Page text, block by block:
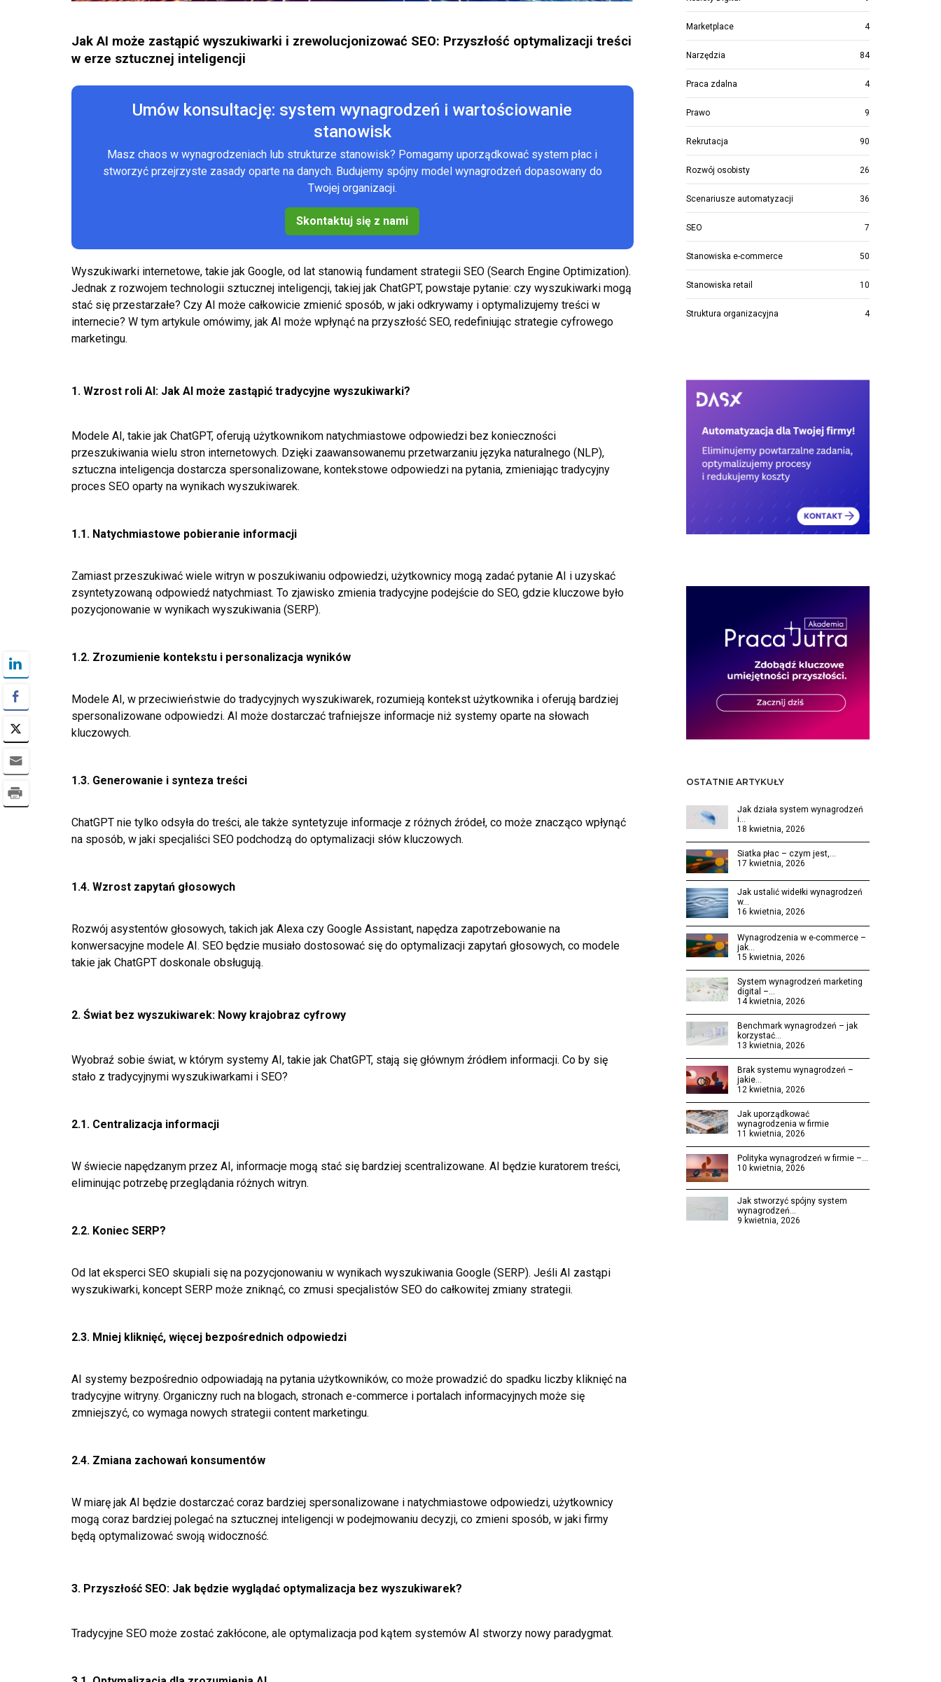
Jak AI może zastąpić wyszukiwarki i zrewolucjonizować SEO: Przyszłość optymalizacji treści
w erze sztucznej inteligencji
Umów konsultację: system wynagrodzeń i wartościowanie
stanowisk
Masz chaos w wynagrodzeniach lub strukturze stanowisk? Pomagamy uporządkować system płac i
stworzyć przejrzyste zasady oparte na danych. Budujemy spójny model wynagrodzeń dopasowany do
Twojej organizacji.
Skontaktuj się z nami
Wyszukiwarki internetowe, takie jak Google, od lat stanowią fundament strategii SEO (Search Engine Optimization).
Jednak z rozwojem technologii sztucznej inteligencji, takiej jak ChatGPT, powstaje pytanie: czy wyszukiwarki mogą
stać się przestarzałe? Czy AI może całkowicie zmienić sposób, w jaki odkrywamy i optymalizujemy treści w
internecie? W tym artykule omówimy, jak AI może wpłynąć na przyszłość SEO, redefiniując strategie cyfrowego
marketingu.
1. Wzrost roli AI: Jak AI może zastąpić tradycyjne wyszukiwarki?
Modele AI, takie jak ChatGPT, oferują użytkownikom natychmiastowe odpowiedzi bez konieczności
przeszukiwania wielu stron internetowych. Dzięki zaawansowanemu przetwarzaniu języka naturalnego (NLP),
sztuczna inteligencja dostarcza spersonalizowane, kontekstowe odpowiedzi na pytania, zmieniając tradycyjny
proces SEO oparty na wynikach wyszukiwarek.
1.1. Natychmiastowe pobieranie informacji
Zamiast przeszukiwać wiele witryn w poszukiwaniu odpowiedzi, użytkownicy mogą zadać pytanie AI i uzyskać
zsyntetyzowaną odpowiedź natychmiast. To zjawisko zmienia tradycyjne podejście do SEO, gdzie kluczowe było
pozycjonowanie w wynikach wyszukiwania (SERP).
1.2. Zrozumienie kontekstu i personalizacja wyników
Modele AI, w przeciwieństwie do tradycyjnych wyszukiwarek, rozumieją kontekst użytkownika i oferują bardziej
spersonalizowane odpowiedzi. AI może dostarczać trafniejsze informacje niż systemy oparte na słowach
kluczowych.
1.3. Generowanie i synteza treści
ChatGPT nie tylko odsyła do treści, ale także syntetyzuje informacje z różnych źródeł, co może znacząco wpłynąć
na sposób, w jaki specjaliści SEO podchodzą do optymalizacji słów kluczowych.
1.4. Wzrost zapytań głosowych
Rozwój asystentów głosowych, takich jak Alexa czy Google Assistant, napędza zapotrzebowanie na
konwersacyjne modele AI. SEO będzie musiało dostosować się do optymalizacji zapytań głosowych, co modele
takie jak ChatGPT doskonale obsługują.
2. Świat bez wyszukiwarek: Nowy krajobraz cyfrowy
Wyobraź sobie świat, w którym systemy AI, takie jak ChatGPT, stają się głównym źródłem informacji. Co by się
stało z tradycyjnymi wyszukiwarkami i SEO?
2.1. Centralizacja informacji
W świecie napędzanym przez AI, informacje mogą stać się bardziej scentralizowane. AI będzie kuratorem treści,
eliminując potrzebę przeglądania różnych witryn.
2.2. Koniec SERP?
Od lat eksperci SEO skupiali się na pozycjonowaniu w wynikach wyszukiwania Google (SERP). Jeśli AI zastąpi
wyszukiwarki, koncept SERP może zniknąć, co zmusi specjalistów SEO do całkowitej zmiany strategii.
2.3. Mniej kliknięć, więcej bezpośrednich odpowiedzi
AI systemy bezpośrednio odpowiadają na pytania użytkowników, co może prowadzić do spadku liczby kliknięć na
tradycyjne witryny. Organiczny ruch na blogach, stronach e-commerce i portalach informacyjnych może się
zmniejszyć, co wymaga nowych strategii content marketingu.
2.4. Zmiana zachowań konsumentów
W miarę jak AI będzie dostarczać coraz bardziej spersonalizowane i natychmiastowe odpowiedzi, użytkownicy
mogą coraz bardziej polegać na sztucznej inteligencji w podejmowaniu decyzji, co zmieni sposób, w jaki firmy
będą optymalizować swoją widoczność.
3. Przyszłość SEO: Jak będzie wyglądać optymalizacja bez wyszukiwarek?
Tradycyjne SEO może zostać zakłócone, ale optymalizacja pod kątem systemów AI stworzy nowy paradygmat.
Marketplace 4
Narzędzia 84
Praca zdalna 4
Prawo 9
Rekrutacja 90
Rozwój osobisty 26
Scenariusze automatyzacji 36
SEO 7
Stanowiska e-commerce 50
Stanowiska retail 10
Struktura organizacyjna 4
OSTATNIE ARTYKUŁY
Jak działa system wynagrodzeń
i…
18 kwietnia, 2026
Siatka płac – czym jest,…
17 kwietnia, 2026
Jak ustalić widełki wynagrodzeń
w…
16 kwietnia, 2026
Wynagrodzenia w e-commerce –
jak…
15 kwietnia, 2026
System wynagrodzeń marketing
digital –…
14 kwietnia, 2026
Benchmark wynagrodzeń – jak
korzystać…
13 kwietnia, 2026
Brak systemu wynagrodzeń –
jakie…
12 kwietnia, 2026
Jak uporządkować
wynagrodzenia w firmie
11 kwietnia, 2026
Polityka wynagrodzeń w firmie –…
10 kwietnia, 2026
Jak stworzyć spójny system
wynagrodzeń…
9 kwietnia, 2026